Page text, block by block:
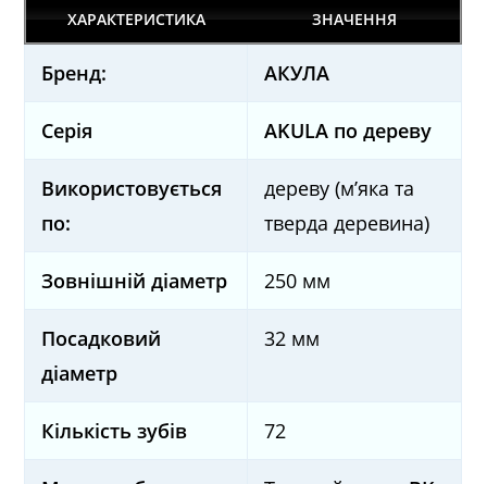
ХАРАКТЕРИСТИКА ЗНАЧЕННЯ
Бренд: AКУЛА
Серія AKULA по дереву
Використовується
по:
дереву (м’яка та
тверда деревина)
Зовнішній діаметр 250 мм
Посадковий
діаметр
32 мм
Кількість зубів 72